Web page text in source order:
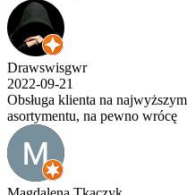
Drawswisgwr
2022-09-21
Obsługa klienta na
asortymentu, na pewno wrócę